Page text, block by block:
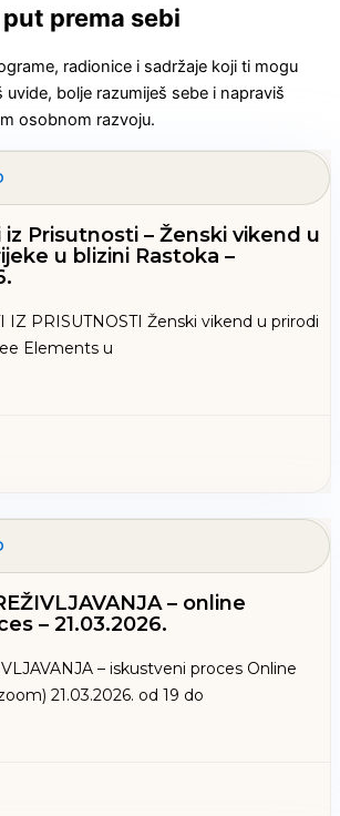
prema sebi
radionice i sadržaje koji ti mogu
bolje razumiješ sebe i napraviš
osobnom razvoju.
iz Prisutnosti – Ženski vikend u
u blizini Rastoka –
IZ PRISUTNOSTI Ženski vikend u prirodi
Elements u
– online
– 21.03.2026.
– iskustveni proces Online
21.03.2026. od 19 do